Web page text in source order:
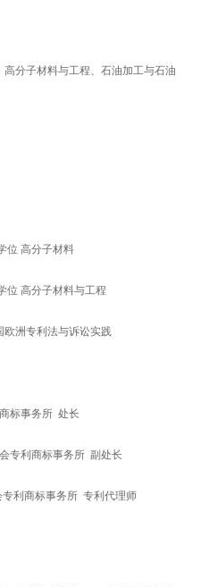
分子材料与工程、石油加工与石油
位 高分子材料
位 高分子材料与工程
欧洲专利法与诉讼实践
标事务所 处长
专利商标事务所 副处长
专利商标事务所 专利代理师